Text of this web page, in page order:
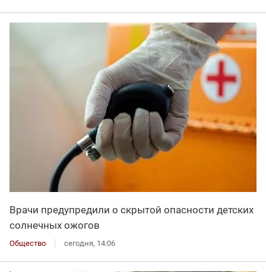
Врачи предупредили о скрытой опасности детских
солнечных ожогов
Общество сегодня, 14:06